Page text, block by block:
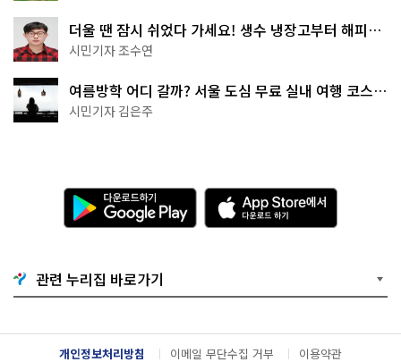
더울 땐 잠시 쉬었다 가세요! 생수 냉장고부터 해피소
·무더위쉼터까지
시민기자 조수연
여름방학 어디 갈까? 서울 도심 무료 실내 여행 코스
추천
시민기자 김은주
다
운
로
기
G
o
g
l
A
p
p
e
서
다
관련 누리집 바로가기
개인정보처리방침 이메일 무단수집 거부 이용약관